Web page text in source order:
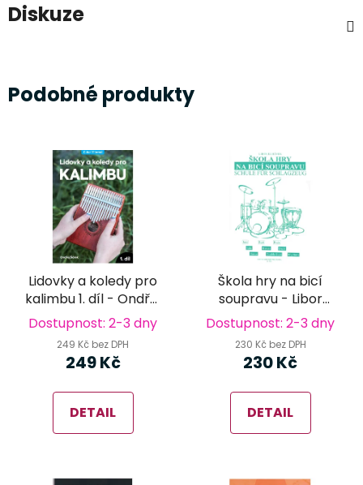
Diskuze
Podobné produkty
Lidovky a koledy pro
kalimbu 1. díl - Ondřej
Šárek
Dostupnost: 2-3 dny
249 Kč bez DPH
249 Kč
DETAIL
Škola hry na bicí
soupravu - Libor
Kubánek
Dostupnost: 2-3 dny
230 Kč bez DPH
230 Kč
DETAIL